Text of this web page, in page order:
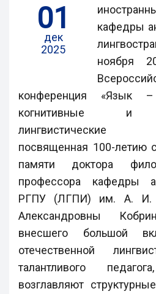
01
дек
2025
кафедры
ноября
конференция «Язык
когнитивные и
лингвистические
посвященная 100-летию
памяти доктора
профессора кафедры
РГПУ (ЛГПИ) им. А. И.
Александровны
внесшего большой
отечественной
талантливого
возглавляют